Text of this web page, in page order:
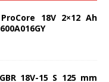
18V 2×12 Ah
18V-15 S 125 mm